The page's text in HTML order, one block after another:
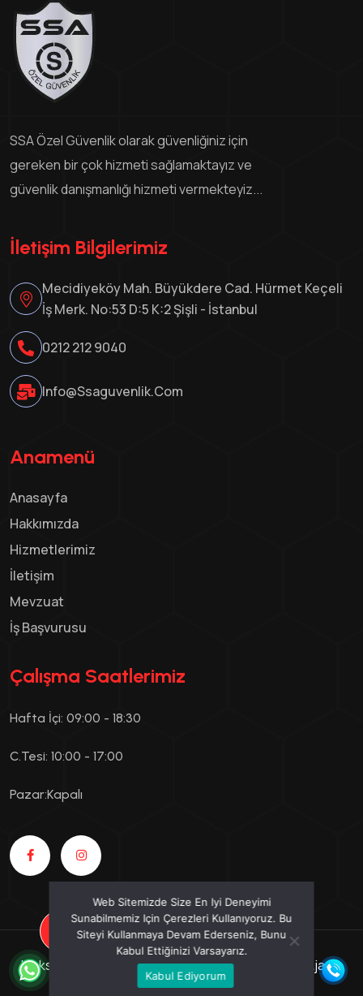
SSA Özel Güvenlik olarak güvenliğiniz için
gereken bir çok hizmeti sağlamaktayız ve
güvenlik danışmanlığı hizmeti vermekteyiz...
İletişim Bilgilerimiz
Mecidiyeköy Mah. Büyükdere Cad. Hürmet Keçeli
İş Merk. No:53 D:5 K:2 Şişli - İstanbul
0212 212 9040
Info@ssaguvenlik.com
Anamenü
Anasayfa
Hakkımızda
Hizmetlerimiz
İletişim
Mevzuat
İş Başvurusu
Çalışma Saatlerimiz
Hafta İçi: 09:00 - 18:30
C.Tesi: 10:00 - 17:00
Pazar:Kapalı
TEKLIF AL!
Maksimum Ajans | Profesyonel Website Tasarım Ajansı
Web Sitemizde Size En Iyi Deneyimi
Sunabilmemiz Için Çerezleri Kullanıyoruz. Bu
Siteyi Kullanmaya Devam Ederseniz, Bunu
Kabul Ettiğinizi Varsayarız.
Kabul Ediyorum